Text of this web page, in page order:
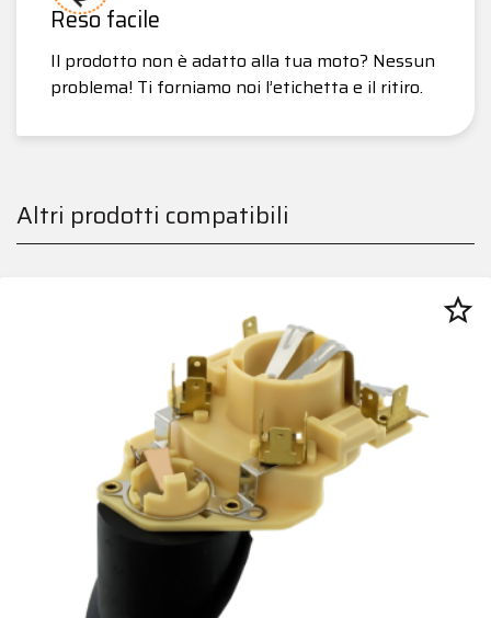
Reso facile
Il prodotto non è adatto alla tua moto? Nessun
problema! Ti forniamo noi l’etichetta e il ritiro.
Altri prodotti compatibili
star_border